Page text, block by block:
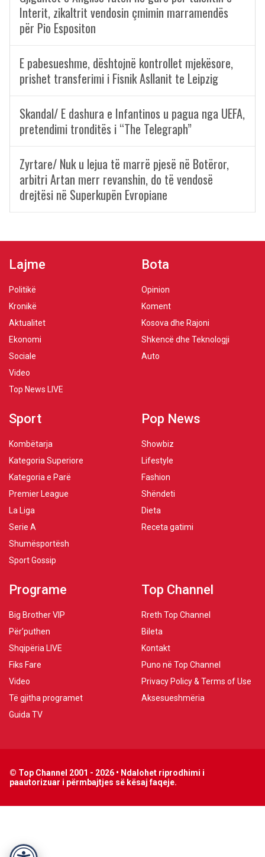
Interit, zikaltrit vendosin çmimin marramendës
për Pio Espositon
E pabesueshme, dështojnë kontrollet mjekësore,
prishet transferimi i Fisnik Asllanit te Leipzig
Skandal/ E dashura e Infantinos u pagua nga UEFA,
pretendimi tronditës i “The Telegraph”
Zyrtare/ Nuk u lejua të marrë pjesë në Botëror,
arbitri Artan merr revanshin, do të vendosë
drejtësi në Superkupën Evropiane
Lajme
Politikë
Kronikë
Aktualitet
Ekonomi
Sociale
Video
Top News LIVE
Bota
Opinion
Koment
Kosova dhe Rajoni
Shkencë dhe Teknologji
Auto
Sport
Kombëtarja
Kategoria Superiore
Kategoria e Parë
Premier League
La Liga
Serie A
Shumësportësh
Sport Gossip
Pop News
Showbiz
Lifestyle
Fashion
Shëndeti
Dieta
Receta gatimi
Programe
Big Brother VIP
Për’puthen
Shqipëria LIVE
Fiks Fare
Video
Të gjitha programet
Guida TV
Top Channel
Rreth Top Channel
Bileta
Kontakt
Puno në Top Channel
Privacy Policy & Terms of Use
Aksesueshmëria
© Top Channel 2001 - 2026 • Ndalohet riprodhimi i
paautorizuar i përmbajtjes së kësaj faqeje.